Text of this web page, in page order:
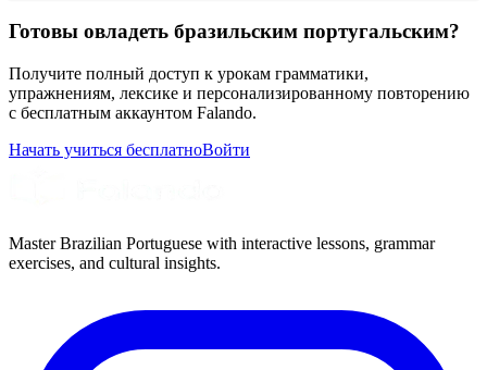
Готовы овладеть бразильским португальским?
Получите полный доступ к урокам грамматики,
упражнениям, лексике и персонализированному повторению
с бесплатным аккаунтом Falando.
Начать учиться бесплатноВойти
Master Brazilian Portuguese with interactive lessons, grammar
exercises, and cultural insights.